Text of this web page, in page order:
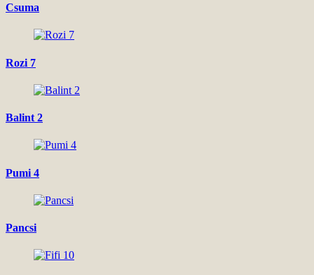
Csuma
Rozi 7
Balint 2
Pumi 4
Pancsi